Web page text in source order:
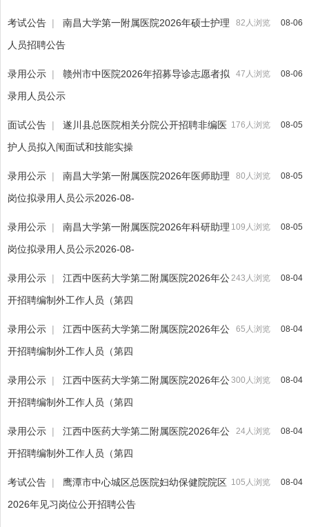
08-06
82人浏览
考试公告 |
南昌大学第一附属医院2026年硕士护理
人员招聘公告
08-06
47人浏览
录用公示 |
赣州市中医院2026年招募导诊志愿者拟
录用人员公示
08-05
176人浏览
面试公告 |
遂川县总医院相关分院公开招聘非编医
护人员拟入闱面试和技能实操
08-05
80人浏览
录用公示 |
南昌大学第一附属医院2026年医师助理
岗位拟录用人员公示2026-08-
08-05
109人浏览
录用公示 |
南昌大学第一附属医院2026年科研助理
岗位拟录用人员公示2026-08-
08-04
243人浏览
录用公示 |
江西中医药大学第二附属医院2026年公
开招聘编制外工作人员（第四
08-04
65人浏览
录用公示 |
江西中医药大学第二附属医院2026年公
开招聘编制外工作人员（第四
08-04
300人浏览
录用公示 |
江西中医药大学第二附属医院2026年公
开招聘编制外工作人员（第四
08-04
24人浏览
录用公示 |
江西中医药大学第二附属医院2026年公
开招聘编制外工作人员（第四
08-04
105人浏览
考试公告 |
鹰潭市中心城区总医院妇幼保健院院区
2026年见习岗位公开招聘公告